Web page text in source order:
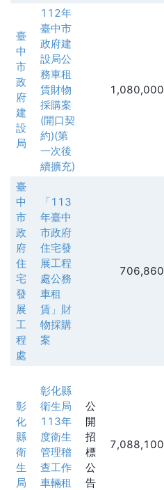
臺
中
市
政
府
建
設
局
112年
臺中市
政府建
設局公
務車租
賃財物
採購案
(開口契
約)(第
一次後
續擴充)
1,080,000
臺
中
市
政
府
住
宅
發
展
工
程
處
「113
年臺中
市政府
住宅發
展工程
處公務
車租
賃」財
物採購
案
706,860
彰
化
縣
衛
生
局
彰化縣
衛生局
113年
度衛生
管理稽
查工作
車輛租
公
開
招
標
公
告
7,088,100